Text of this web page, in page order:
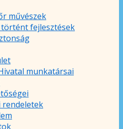
művészek
fejlesztések
munkatársai
rendeletek